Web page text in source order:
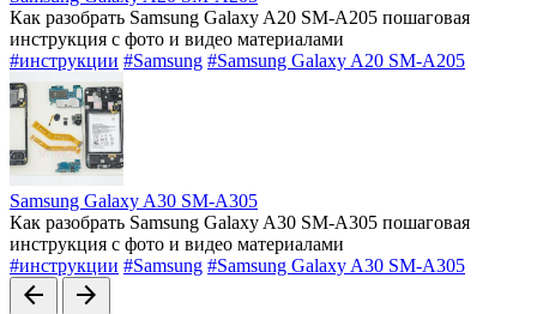
Как разобрать Samsung Galaxy A20 SM-A205 пошаговая
инструкция с фото и видео материалами
#инструкции #Samsung #Samsung Galaxy A20 SM-A205
Samsung Galaxy A30 SM-A305
Как разобрать Samsung Galaxy A30 SM-A305 пошаговая
инструкция с фото и видео материалами
#инструкции #Samsung #Samsung Galaxy A30 SM-A305
arrow_back arrow_forward